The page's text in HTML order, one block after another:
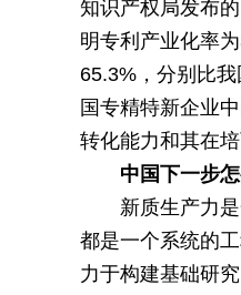
知识产权局发布
明专利产业化率
65.3%，分别比
国专精特新企业
转化能力和其在
中国下一步
新质生产力
都是一个系统的
力于构建基础研